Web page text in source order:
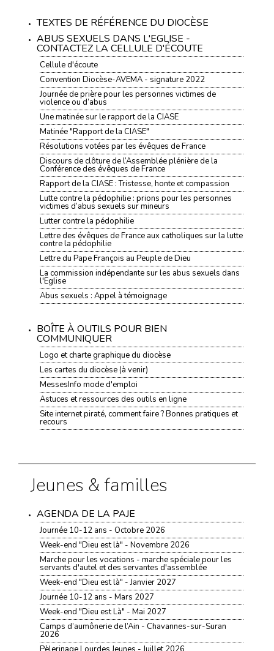
TEXTES DE RÉFÉRENCE DU DIOCÈSE
ABUS SEXUELS DANS L'EGLISE -
CONTACTEZ LA CELLULE D'ÉCOUTE
Cellule d'écoute
Convention Diocèse-AVEMA - signature 2022
Journée de prière pour les personnes victimes de
violence ou d’abus
Une matinée sur le rapport de la CIASE
Matinée "Rapport de la CIASE"
Résolutions votées par les évêques de France
Discours de clôture de l’Assemblée plénière de la
Conférence des évêques de France
Rapport de la CIASE : Tristesse, honte et compassion
Lutte contre la pédophilie : prions pour les personnes
victimes d’abus sexuels sur mineurs
Lutter contre la pédophilie
Lettre des évêques de France aux catholiques sur la lutte
contre la pédophilie
Lettre du Pape François au Peuple de Dieu
La commission indépendante sur les abus sexuels dans
l'Eglise
Abus sexuels : Appel à témoignage
BOÎTE À OUTILS POUR BIEN
COMMUNIQUER
Logo et charte graphique du diocèse
Les cartes du diocèse (à venir)
MessesInfo mode d'emploi
Astuces et ressources des outils en ligne
Site internet piraté, comment faire ? Bonnes pratiques et
recours
Jeunes & familles
AGENDA DE LA PAJE
Journée 10-12 ans - Octobre 2026
Week-end "Dieu est là" - Novembre 2026
Marche pour les vocations - marche spéciale pour les
servants d'autel et des servantes d'assemblée
Week-end "Dieu est là" - Janvier 2027
Journée 10-12 ans - Mars 2027
Week-end "Dieu est Là" - Mai 2027
Camps d’aumônerie de l’Ain - Chavannes-sur-Suran
2026